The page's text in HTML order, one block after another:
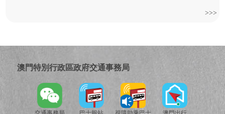
>>>
澳門特別行政區政府交通事務局